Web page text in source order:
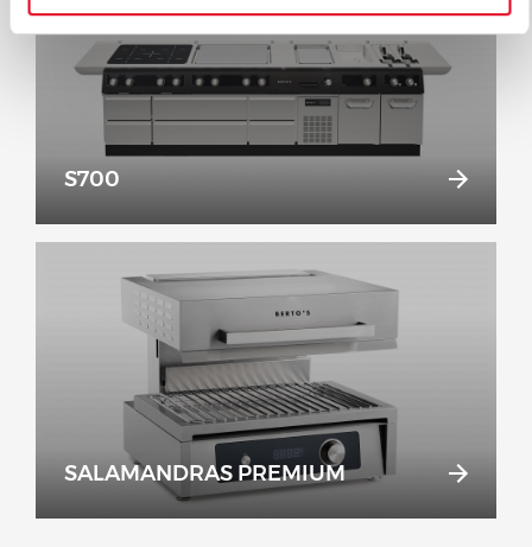
S700
SALAMANDRAS PREMIUM